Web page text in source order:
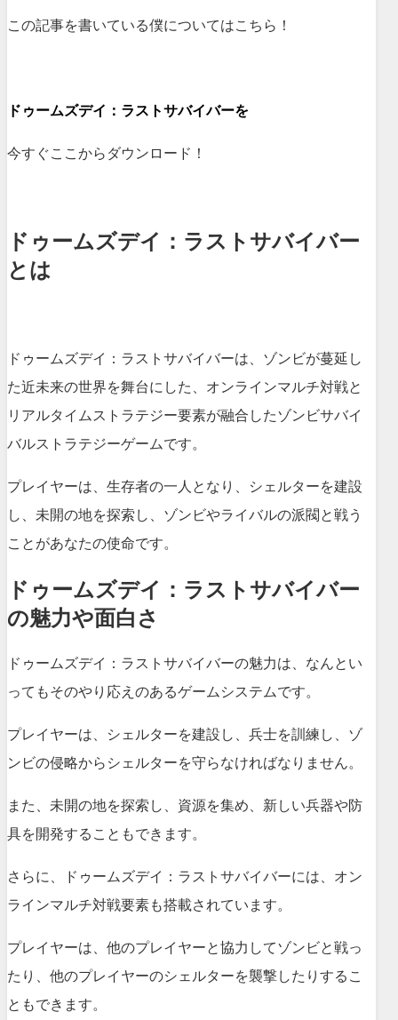
この記事を書いている僕についてはこちら！
ドゥームズデイ：ラストサバイバーを
今すぐここからダウンロード！
ドゥームズデイ：ラストサバイバー
とは
ドゥームズデイ：ラストサバイバーは、ゾンビが蔓延し
た近未来の世界を舞台にした、オンラインマルチ対戦と
リアルタイムストラテジー要素が融合したゾンビサバイ
バルストラテジーゲームです。
プレイヤーは、生存者の一人となり、シェルターを建設
し、未開の地を探索し、ゾンビやライバルの派閥と戦う
ことがあなたの使命です。
ドゥームズデイ：ラストサバイバー
の魅力や面白さ
ドゥームズデイ：ラストサバイバーの魅力は、なんとい
ってもそのやり応えのあるゲームシステムです。
プレイヤーは、シェルターを建設し、兵士を訓練し、ゾ
ンビの侵略からシェルターを守らなければなりません。
また、未開の地を探索し、資源を集め、新しい兵器や防
具を開発することもできます。
さらに、ドゥームズデイ：ラストサバイバーには、オン
ラインマルチ対戦要素も搭載されています。
プレイヤーは、他のプレイヤーと協力してゾンビと戦っ
たり、他のプレイヤーのシェルターを襲撃したりするこ
ともできます。